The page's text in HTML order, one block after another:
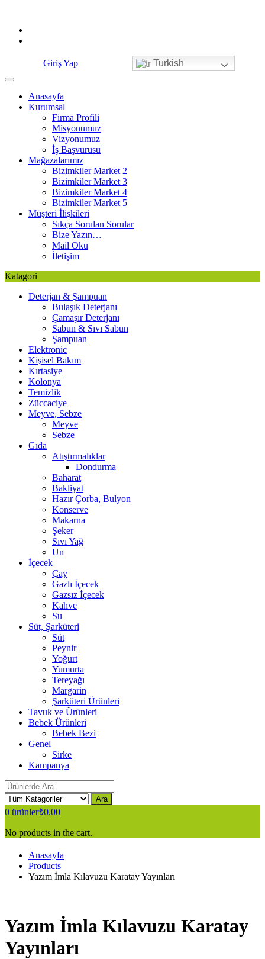
content
Giriş Yap Turkish
Anasayfa
Kurumsal
Firma Profili
Misyonumuz
Vizyonumuz
İş Başvurusu
Mağazalarımız
Bizimkiler Market 2
Bizimkiler Market 3
Bizimkiler Market 4
Bizimkiler Market 5
Müşteri İlişkileri
Sıkça Sorulan Sorular
Bize Yazın…
Mail Oku
İletişim
Katagori
Deterjan & Şampuan
Bulaşık Deterjanı
Çamaşır Deterjanı
Sabun & Sıvı Sabun
Şampuan
Elektronic
Kişisel Bakım
Kırtasiye
Kolonya
Temizlik
Züccaciye
Meyve, Sebze
Meyve
Sebze
Gıda
Atıştırmalıklar
Dondurma
Baharat
Bakliyat
Hazır Çorba, Bulyon
Konserve
Makarna
Şeker
Sıvı Yağ
Un
İçecek
Çay
Gazlı İçecek
Gazsız İçecek
Kahve
Su
Süt, Şarküteri
Süt
Peynir
Yoğurt
Yumurta
Tereyağı
Margarin
Şarküteri Ürünleri
Tavuk ve Ürünleri
Bebek Ürünleri
Bebek Bezi
Genel
Sirke
Kampanya
Ara
0 ürünler₺0.00
No products in the cart.
Anasayfa
Products
Yazım İmla Kılavuzu Karatay Yayınları
Yazım İmla Kılavuzu Karatay
Yayınları